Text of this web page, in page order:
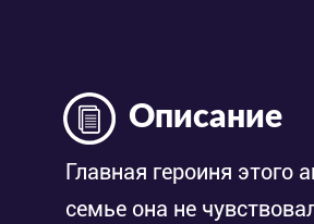
Описание
Главная героиня
семье она не